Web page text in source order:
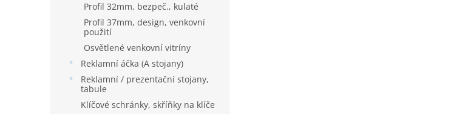
Profil 32mm, bezpeč., kulaté
Profil 37mm, design, venkovní
použití
Osvětlené venkovní vitríny
Reklamní áčka (A stojany)
Reklamní / prezentační stojany,
tabule
Klíčové schránky, skříňky na klíče